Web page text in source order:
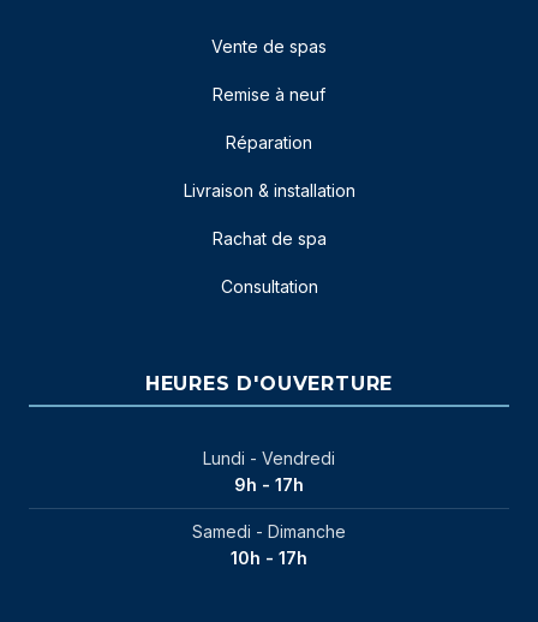
Vente de spas
Remise à neuf
Réparation
Livraison & installation
Rachat de spa
Consultation
HEURES D'OUVERTURE
Lundi - Vendredi
9h - 17h
Samedi - Dimanche
10h - 17h